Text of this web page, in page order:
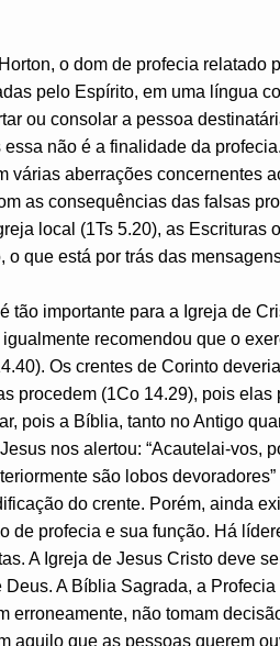
o dom de profecia relatado
pelo Espírito, em uma língua
ou consolar a pessoa
não é a finalidade da
várias aberrações concernentes
as consequências das falsas
local (1Ts 5.20), as Escrituras
que está por trás das
tão importante para a Igreja de
recomendou que o
Os crentes de Corinto
procedem (1Co 14.29), pois elas
pois a Bíblia, tanto no Antigo
nos alertou: “Acautelai-vos,
são lobos
do crente. Porém, ainda
de profecia e sua função. Há
A Igreja de Jesus Cristo deve
A Bíblia Sagrada, a
erroneamente, não tomam
aquilo que as pessoas querem